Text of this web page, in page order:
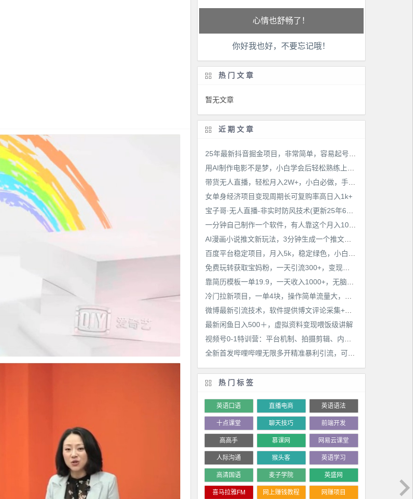
生活也美好了！
心情也舒畅了！
走路也有劲了！
腰也不酸了！
你好我也好，不要忘记哦！
热门文章
暂无文章
近期文章
带货无人直播，轻松月入2W+，小白必做，手把手教学，无脑操作(附学习资料)
女单身经济项目变现周期长可复购率高日入1k+
一分钟自己制作一个软件，有人靠这个月入10W+
AI漫画小说推文新玩法，3分钟生成一个推文视频，保姆级教程【配项目操作和软件教程】
免费玩转获取宝妈粉，一天引流300+，变现超乎你想象
微博最新引流技术，软件提供博文评论采集+私信实现精准引流【揭秘】
最新闲鱼日入500＋，虚拟资料变现喂饭级讲解
全新首发哔哩哔哩无限多开精准暴利引流，可无限多开，抗封首发精品脚本
热门标签
英语口语 直播电商 英语语法
十点课堂 聊天技巧 前端开发
高高手 慕课网 网易云课堂
人际沟通 猴头客 英语学习
高清国语 麦子学院 英盛网
喜马拉雅FM 网上赚钱教程 网赚项目